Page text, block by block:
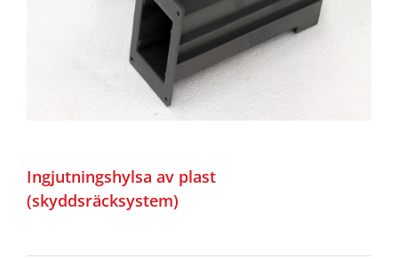
Ingjutningshylsa av plast
(skyddsräcksystem)